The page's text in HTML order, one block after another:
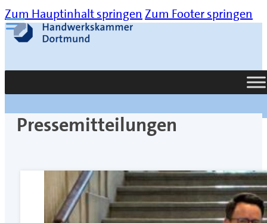
Zum Hauptinhalt springen Zum Footer springen
Suche
Pressemitteilungen